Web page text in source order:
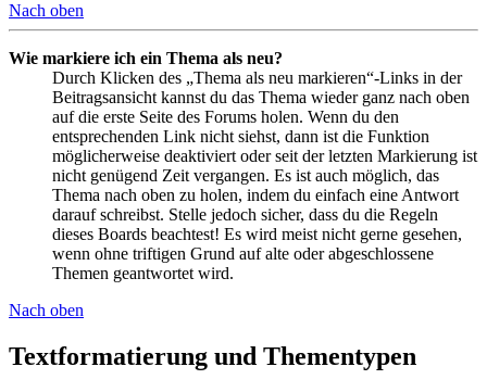
Nach oben
Wie markiere ich ein Thema als neu?
Durch Klicken des „Thema als neu markieren“-Links in der
Beitragsansicht kannst du das Thema wieder ganz nach oben
auf die erste Seite des Forums holen. Wenn du den
entsprechenden Link nicht siehst, dann ist die Funktion
möglicherweise deaktiviert oder seit der letzten Markierung ist
nicht genügend Zeit vergangen. Es ist auch möglich, das
Thema nach oben zu holen, indem du einfach eine Antwort
darauf schreibst. Stelle jedoch sicher, dass du die Regeln
dieses Boards beachtest! Es wird meist nicht gerne gesehen,
wenn ohne triftigen Grund auf alte oder abgeschlossene
Themen geantwortet wird.
Nach oben
Textformatierung und Thementypen